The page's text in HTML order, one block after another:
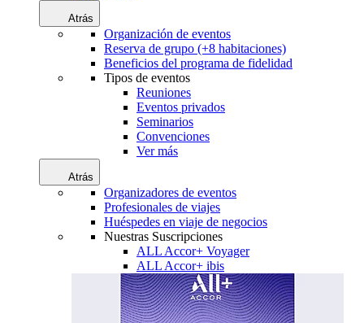
Atrás
Organización de eventos
Reserva de grupo (+8 habitaciones)
Beneficios del programa de fidelidad
Tipos de eventos
Reuniones
Eventos privados
Seminarios
Convenciones
Ver más
Atrás
Organizadores de eventos
Profesionales de viajes
Huéspedes en viaje de negocios
Nuestras Suscripciones
ALL Accor+ Voyager
ALL Accor+ ibis